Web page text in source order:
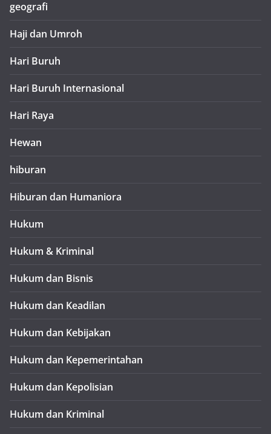
geografi
Haji dan Umroh
Hari Buruh
Hari Buruh Internasional
Hari Raya
Hewan
hiburan
Hiburan dan Humaniora
Hukum
Hukum & Kriminal
Hukum dan Bisnis
Hukum dan Keadilan
Hukum dan Kebijakan
Hukum dan Kepemerintahan
Hukum dan Kepolisian
Hukum dan Kriminal